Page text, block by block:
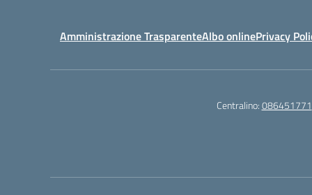
Amministrazione TrasparenteAlbo onlinePrivacy
Centralino:086451771